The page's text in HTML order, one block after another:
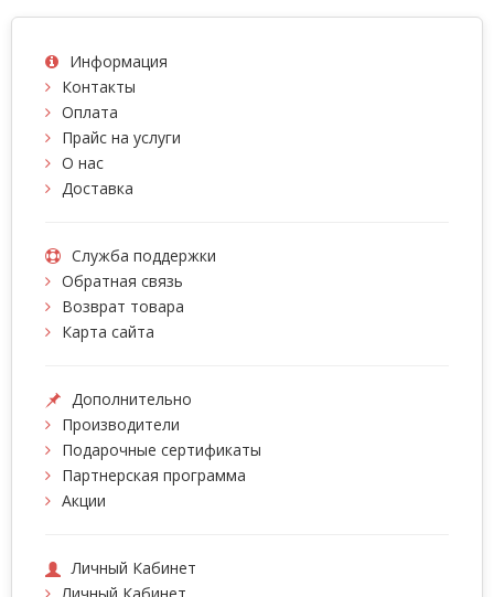
Информация
Контакты
Оплата
Прайс на услуги
О нас
Доставка
Служба поддержки
Обратная связь
Возврат товара
Карта сайта
Дополнительно
Производители
Подарочные сертификаты
Партнерская программа
Акции
Личный Кабинет